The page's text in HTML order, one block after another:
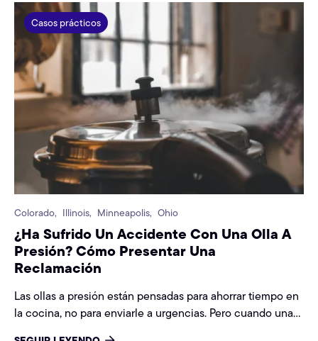
reconocido el "evento de seguridad grave" que
desencadenó la interrupción.
Casos prácticos
Colorado, Illinois, Minneapolis, Ohio
¿Ha Sufrido Un Accidente Con Una Olla A
Presión? Cómo Presentar Una
Reclamación
Las ollas a presión están pensadas para ahorrar tiempo en
la cocina, no para enviarle a urgencias. Pero cuando una